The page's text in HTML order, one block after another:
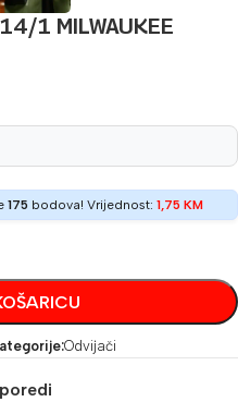
1 MILWAUKEE
175 bodova! Vrijednost: 1,75 KM
Odvijači